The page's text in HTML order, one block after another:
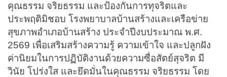
คุณธรรม จริยธรรม และป้องกันการทุจริตและ
ประพฤติมิชอบ โรงพยาบาลบ้านสร้างและเครือข่าย
สุขภาพอำเภอบ้านสร้าง ประจำปีงบประมาณ พ.ศ.
2569 เพื่อเสริมสร้างความรู้ ความเข้าใจ และปลูกฝัง
ค่านิยมในการปฏิบัติงานด้วยความซื่อสัตย์สุจริต มี
วินัย โปร่งใส และยึดมั่นในคุณธรรม จริยธรรม โดย